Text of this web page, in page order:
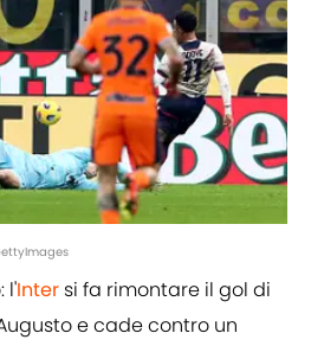
l'Inter si fa rimontare il gol di
e cade contro un